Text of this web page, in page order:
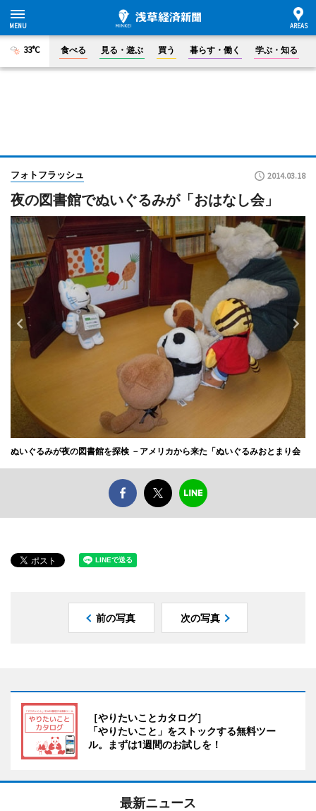
33°C 食べる 見る・遊ぶ 買う 暮らす・働く 学ぶ・知る
フォトフラッシュ 2014.03.18
夜の図書館でぬいぐるみが「おはなし会」
ぬいぐるみが夜の図書館を探検 －アメリカから来た「ぬいぐるみおとまり会
前の写真 次の写真
［やりたいことカタログ］
「やりたいこと」をストックする無料ツー
ル。まずは1週間のお試しを！
最新ニュース